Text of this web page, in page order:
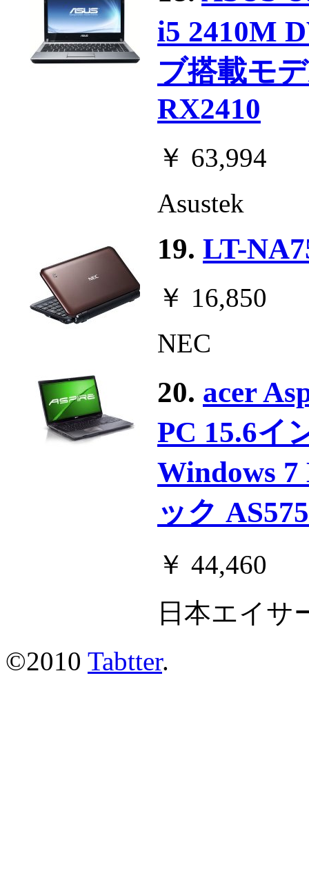
i5 2410M
ブ搭載モ
RX2410
￥ 63,994
Asustek
19. LT-
￥ 16,850
NEC
20. acer
PC 15.6イ
Windows
ック
￥ 44,460
日本エイサ
©2010 Tabtter.